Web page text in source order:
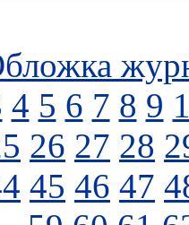
4 5 6 7 8 9
26 27 28
45 46 47